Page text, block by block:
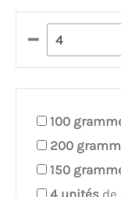
–
100
200
150